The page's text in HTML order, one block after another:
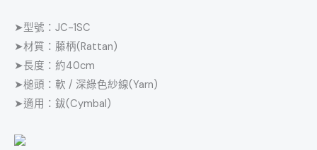
➤型號：JC-1SC
➤材質：藤柄(Rattan)
➤長度：約40cm
➤槌頭：軟 / 深綠色紗線(Yarn)
➤適用：鈸(Cymbal)